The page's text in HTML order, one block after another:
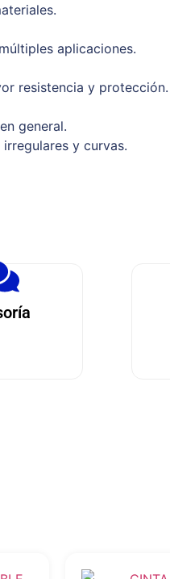
aplicaciones.
resistencia y protección.
general.
y curvas.